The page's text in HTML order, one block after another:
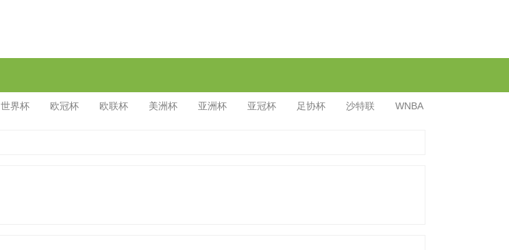
世界杯 欧冠杯 欧联杯 美洲杯 亚洲杯 亚冠杯 足协杯 沙特联 WNBA